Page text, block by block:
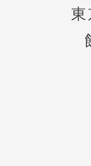
東